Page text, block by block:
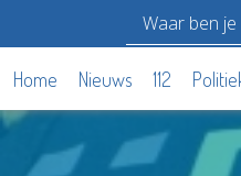
Home Nieuws 112